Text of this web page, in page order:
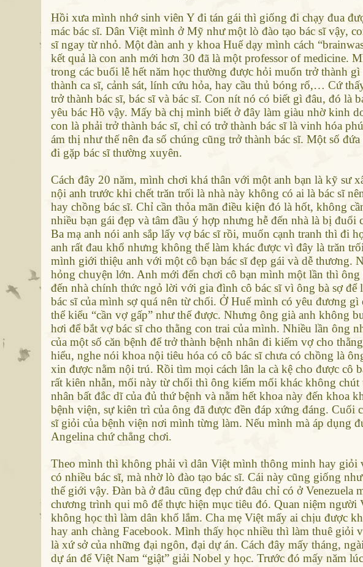
Hồi xưa mình nhớ sinh viên Y đi tán gái thì giống đi chạy đua
mác bác sĩ. Dân Việt mình ở Mỹ như một lò đào tạo bác sĩ vậy,
sĩ ngay từ nhỏ. Một đàn anh y khoa Huế dạy mình cách
kết quả là con anh mới hơn 30 đã là một professor of medicine.
trong các buổi lễ hết năm học thường được hỏi muốn trở thành
thành ca sĩ, cảnh sát, lính cứu hỏa, hay cầu thủ bóng rổ,… Cứ
trở thành bác sĩ, bác sĩ và bác sĩ. Con nít nó có biết gì đâu, đó là
yêu bác Hồ vậy. Mấy bà chị mình biết ở đây làm giàu nhờ kinh
con là phải trở thành bác sĩ, chỉ có trở thành bác sĩ là vinh hóa
ám thị như thế nên đa số chúng cũng trở thành bác sĩ. Một số
đi gặp bác sĩ thường xuyên.
Cách đây 20 năm, mình chơi khá thân với một anh bạn là kỹ sư
nội anh trước khi chết trăn trối là nhà này không có ai là bác sĩ
hay chồng bác sĩ. Chỉ cần thỏa mãn điều kiện đó là hốt, không
nhiều bạn gái đẹp và tâm đầu ý hợp nhưng hễ đến nhà là bị
Ba mạ anh nói anh sắp lấy vợ bác sĩ rồi, muốn cạnh tranh thì đi
anh rất đau khổ nhưng không thể làm khác được vì đây là trăn
mình giới thiệu anh với một cô bạn bác sĩ đẹp gái và dễ thương.
hỏng chuyện lớn. Anh mới đến chơi cô bạn mình một lần thì ông
đến nhà chính thức ngỏ lời với gia đình cô bác sĩ vì ông bà sợ để
bác sĩ của mình sợ quá nên từ chối. Ở Huế mình có yêu đương
thể kiểu “cần vợ gấp” như thế được. Nhưng ông già anh không
hơi để bắt vợ bác sĩ cho thằng con trai của mình. Nhiều lần ông
của một số căn bệnh để trở thành bệnh nhân đi kiếm vợ cho
hiểu, nghe nói khoa nội tiêu hóa có cô bác sĩ chưa có chồng là
xin được nằm nội trú. Rồi tìm mọi cách lân la cà kệ cho được cô
rất kiên nhẫn, mối này từ chối thì ông kiếm mối khác không
nhân bất đắc dĩ của đủ thứ bệnh và nằm hết khoa này đến khoa
bệnh viện, sự kiên trì của ông đã được đền đáp xứng đáng. Cuối
sĩ giỏi của bệnh viện nơi mình từng làm. Nếu mình mà áp dụng
Angelina chứ chẳng chơi.
Theo mình thì không phải vì dân Việt mình thông minh hay giỏi
có nhiều bác sĩ, mà nhờ lò đào tạo bác sĩ. Cái này cũng giống
thế giới vậy. Đàn bà ở đâu cũng đẹp chứ đâu chỉ có ở Venezuela
chương trình qui mô để thực hiện mục tiêu đó. Quan niệm người
không học thì làm dân khổ lắm. Cha mẹ Việt mấy ai chịu được
hay anh chàng Facebook. Mình thấy học nhiều thì làm thuê giỏi
là xứ sở của những đại ngôn, đại dự án. Cách đây mấy tháng,
dự án để Việt Nam “giật” giải Nobel y học. Trước đó mấy năm